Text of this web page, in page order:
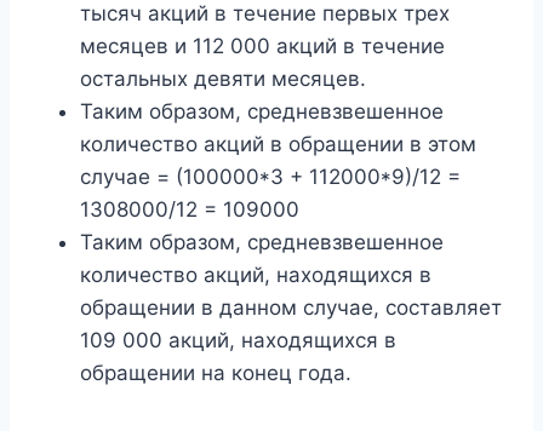
тысяч акций в течение первых трех
месяцев и 112 000 акций в течение
остальных девяти месяцев.
Таким образом, средневзвешенное
количество акций в обращении в этом
случае = (100000*3 + 112000*9)/12 =
1308000/12 = 109000
Таким образом, средневзвешенное
количество акций, находящихся в
обращении в данном случае, составляет
109 000 акций, находящихся в
обращении на конец года.